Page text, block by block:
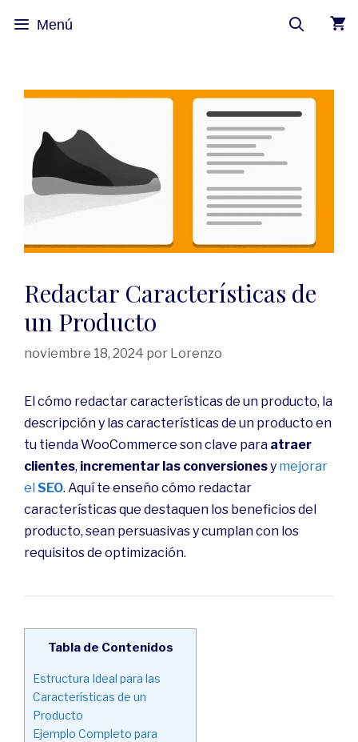
Menú
Redactar Características de
un Producto
noviembre 18, 2024 por Lorenzo
El cómo redactar características de un producto, la
descripción y las características de un producto en
tu tienda WooCommerce son clave para atraer
clientes, incrementar las conversionesy mejorar
el SEO. Aquí te enseño cómo redactar
características que destaquen los beneficios del
producto, sean persuasivas y cumplan con los
requisitos de optimización.
Tabla de Contenidos
Estructura Ideal para las
Características de un
Producto
Ejemplo Completo para